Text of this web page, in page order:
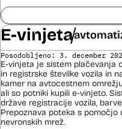
Ocenjevalna merila so
indikatorji tveganja, ki
ugotovljeno, da predstavljajo
kaznivih dejanj oziroma
pristojnih organov na takšne
utemeljene razloge v
oziroma podatke potnikov iz
obdelave drugim enotam
Uslužbenci nacionalne enote
podatkov ter varnostna
Sistem uporablja sledeče vire
E-vinjeta
Posodobljeno: 3. december
E-vinjeta je sistem plačevanja
in registrske številke vozila in
kamer na avtocestnem
ali so potniki kupili e-vinjeto.
države registracije vozila,
Prepoznava poteka s
nevronskih mrež.